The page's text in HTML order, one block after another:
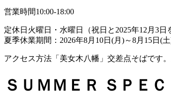
営業時間10:00-18:00
定休日 火曜日・水曜日（祝日と2025年12月3日
夏季休業期間：2026年8月10日(月)～8月15日(
アクセス方法 「美女木八幡」交差点そばです
ＳＵＭＭＥＲ ＳＰＥ